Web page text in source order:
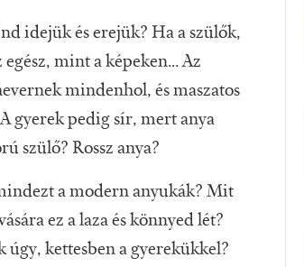
idejük és erejük? Ha a szülők,
mint a képeken... Az
mindenhol, és maszatos
gyerek pedig sír, mert anya
szülő? Rossz anya?
a modern anyukák? Mit
ez a laza és könnyed lét?
kettesben a gyerekükkel?